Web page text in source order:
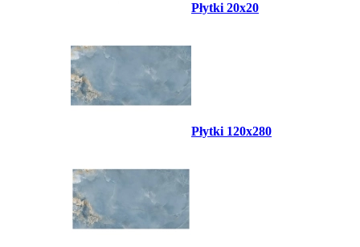
Płytki 20x20
Płytki 120x280